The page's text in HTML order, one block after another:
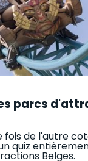
parcs
fois de l'autre
quiz
Belges.